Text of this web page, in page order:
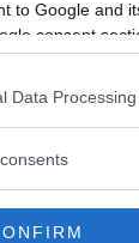
to Google and
consent
Data
av vägen.
in på
som